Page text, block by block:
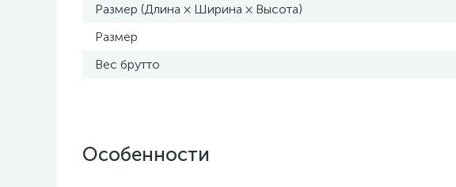
Размер (Длина × Ширина × Высота)
Размер
Вес брутто
Особенности